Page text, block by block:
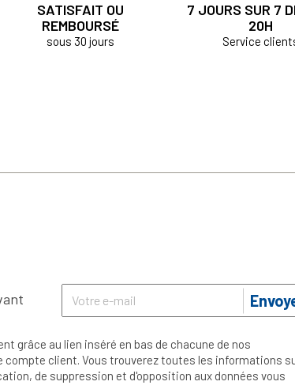
SATISFAIT OU
REMBOURSÉ
sous 30 jours
7 JOURS SUR 7
20H
Service
grâce au lien inséré en bas de chacune de nos
client. Vous trouverez toutes les informations
de suppression et d'opposition aux données vous